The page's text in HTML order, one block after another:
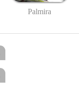
Palmira